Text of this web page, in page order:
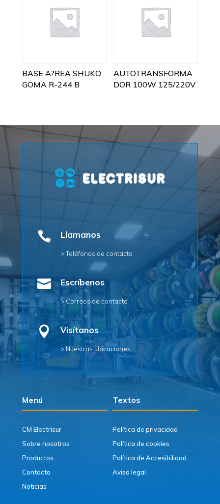
BASE A?REA SHUKO
GOMA R-244 B
AUTOTRANSFORMA
DOR 100W 125/220V
 Llamanos
> Teléfonos de contacto
 Escríbenos
> Correos de contacto
 Visítanos
> Nuestras ubicaciones
Menú Textos
CM Electrisur
Sobre nosotros
Productos
Contacto
Noticias
Política de privacidad
Política de cookies
Política de Accesibilidad
Aviso legal